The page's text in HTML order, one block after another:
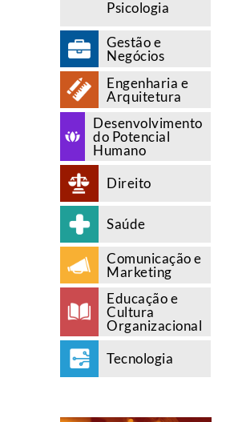
Psicologia
Gestão e
Negócios
Engenharia e
Arquitetura
Desenvolvimento
do Potencial
Humano
Direito
Saúde
Comunicação e
Marketing
Educação e
Cultura
Organizacional
Tecnologia